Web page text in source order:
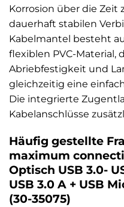
Korrosion über die Zeit
dauerhaft stabilen
Kabelmantel besteht
flexiblen PVC-Material,
Abriebfestigkeit und
gleichzeitig eine
Die integrierte
Kabelanschlüsse
Häufig gestellte
maximum
Optisch USB 3.0-
USB 3.0 A + USB
(30-35075)